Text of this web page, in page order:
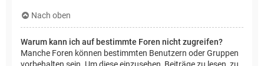
Nach oben
Warum kann ich auf bestimmte Foren nicht zugreifen?
Manche Foren können bestimmten Benutzern oder Gruppen